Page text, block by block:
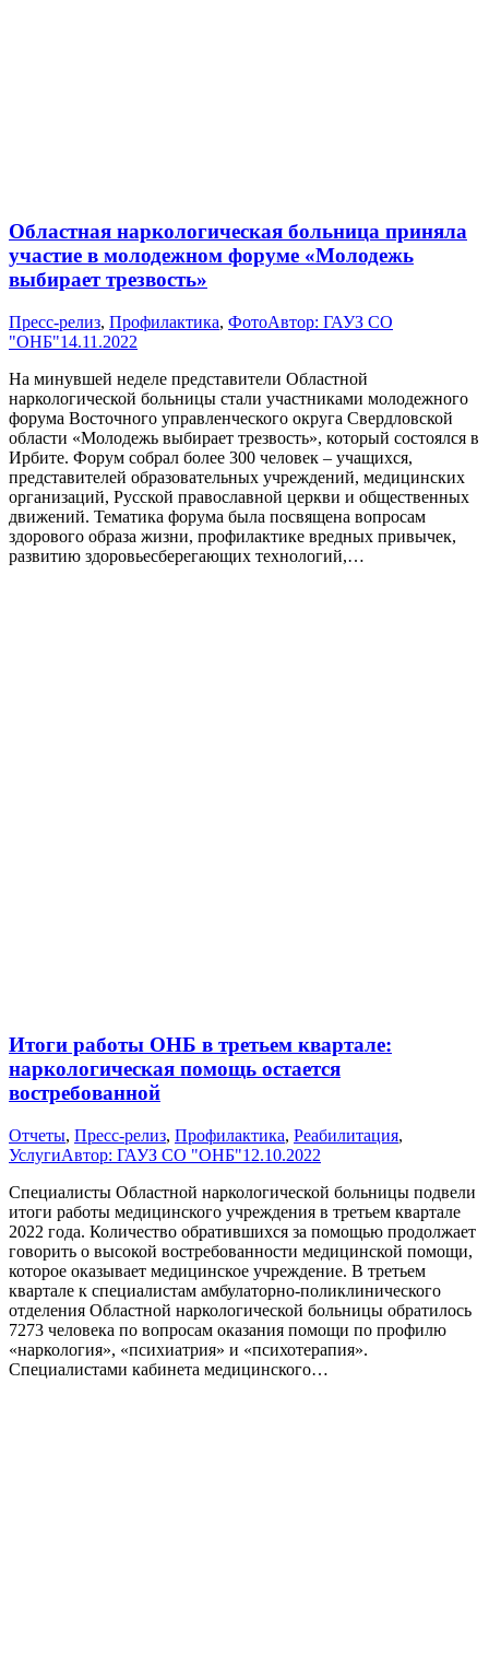
Областная наркологическая больница приняла
участие в молодежном форуме «Молодежь
выбирает трезвость»
Пресс-релиз, Профилактика, ФотоАвтор: ГАУЗ СО
"ОНБ"14.11.2022
На минувшей неделе представители Областной
наркологической больницы стали участниками молодежного
форума Восточного управленческого округа Свердловской
области «Молодежь выбирает трезвость», который состоялся в
Ирбите. Форум собрал более 300 человек – учащихся,
представителей образовательных учреждений, медицинских
организаций, Русской православной церкви и общественных
движений. Тематика форума была посвящена вопросам
здорового образа жизни, профилактике вредных привычек,
развитию здоровьесберегающих технологий,…
Итоги работы ОНБ в третьем квартале:
наркологическая помощь остается
востребованной
Отчеты, Пресс-релиз, Профилактика, Реабилитация,
УслугиАвтор: ГАУЗ СО "ОНБ"12.10.2022
Специалисты Областной наркологической больницы подвели
итоги работы медицинского учреждения в третьем квартале
2022 года. Количество обратившихся за помощью продолжает
говорить о высокой востребованности медицинской помощи,
которое оказывает медицинское учреждение. В третьем
квартале к специалистам амбулаторно-поликлинического
отделения Областной наркологической больницы обратилось
7273 человека по вопросам оказания помощи по профилю
«наркология», «психиатрия» и «психотерапия».
Специалистами кабинета медицинского…